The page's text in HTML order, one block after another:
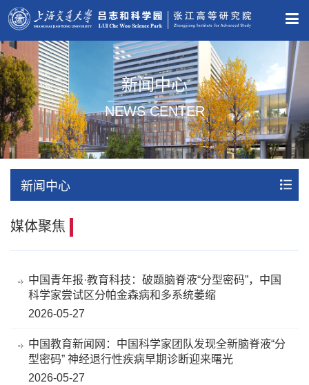
新闻中心
NEWS CENTER
新闻中心
媒体聚焦
中国青年报·教育科技：破题脑脊液“分型密码”，中国
科学家尝试区分帕金森病和多系统萎缩
2026-05-27
中国教育新闻网：中国科学家团队发现全新脑脊液“分
型密码” 神经退行性疾病早期诊断迎来曙光
2026-05-27